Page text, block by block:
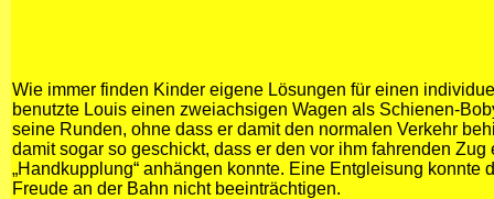
Wie immer finden Kinder eigene Lösungen für einen
benutzte Louis einen zweiachsigen Wagen als Schienen-
seine Runden, ohne dass er damit den normalen Verkehr
damit sogar so geschickt, dass er den vor ihm fahrenden
„Handkupplung“ anhängen konnte. Eine Entgleisung konnte
Freude an der Bahn nicht beeinträchtigen.